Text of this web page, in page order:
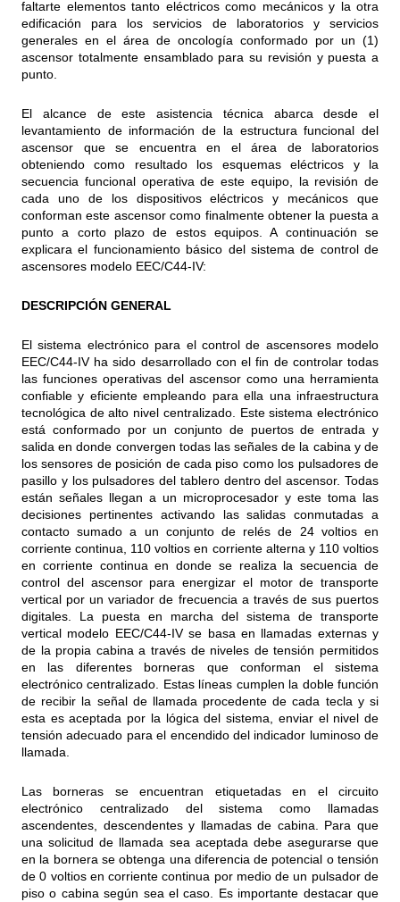
faltarte elementos tanto eléctricos como mecánicos y la otra
edificación para los servicios de laboratorios y servicios
generales en el área de oncología conformado por un (1)
ascensor totalmente ensamblado para su revisión y puesta a
punto.
El alcance de este asistencia técnica abarca desde el
levantamiento de información de la estructura funcional del
ascensor que se encuentra en el área de laboratorios
obteniendo como resultado los esquemas eléctricos y la
secuencia funcional operativa de este equipo, la revisión de
cada uno de los dispositivos eléctricos y mecánicos que
conforman este ascensor como finalmente obtener la puesta a
punto a corto plazo de estos equipos. A continuación se
explicara el funcionamiento básico del sistema de control de
ascensores modelo EEC/C44-IV:
DESCRIPCIÓN GENERAL
El sistema electrónico para el control de ascensores modelo
EEC/C44-IV ha sido desarrollado con el fin de controlar todas
las funciones operativas del ascensor como una herramienta
confiable y eficiente empleando para ella una infraestructura
tecnológica de alto nivel centralizado. Este sistema electrónico
está conformado por un conjunto de puertos de entrada y
salida en donde convergen todas las señales de la cabina y de
los sensores de posición de cada piso como los pulsadores de
pasillo y los pulsadores del tablero dentro del ascensor. Todas
están señales llegan a un microprocesador y este toma las
decisiones pertinentes activando las salidas conmutadas a
contacto sumado a un conjunto de relés de 24 voltios en
corriente continua, 110 voltios en corriente alterna y 110 voltios
en corriente continua en donde se realiza la secuencia de
control del ascensor para energizar el motor de transporte
vertical por un variador de frecuencia a través de sus puertos
digitales. La puesta en marcha del sistema de transporte
vertical modelo EEC/C44-IV se basa en llamadas externas y
de la propia cabina a través de niveles de tensión permitidos
en las diferentes borneras que conforman el sistema
electrónico centralizado. Estas líneas cumplen la doble función
de recibir la señal de llamada procedente de cada tecla y si
esta es aceptada por la lógica del sistema, enviar el nivel de
tensión adecuado para el encendido del indicador luminoso de
llamada.
Las borneras se encuentran etiquetadas en el circuito
electrónico centralizado del sistema como llamadas
ascendentes, descendentes y llamadas de cabina. Para que
una solicitud de llamada sea aceptada debe asegurarse que
en la bornera se obtenga una diferencia de potencial o tensión
de 0 voltios en corriente continua por medio de un pulsador de
piso o cabina según sea el caso. Es importante destacar que